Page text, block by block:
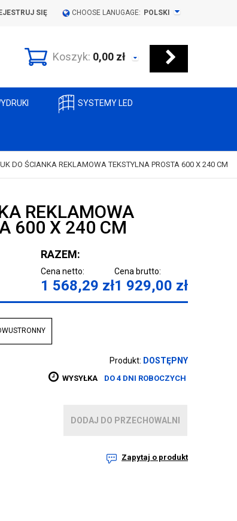
SIĘ CHOOSE LANUGAGE: POLSKI
Koszyk: 0,00 zł
SYSTEMY LED
DO ŚCIANKA REKLAMOWA TEKSTYLNA PROSTA 600 X 240 CM
REKLAMOWA
600 X 240 CM
RAZEM:
Cena netto:
1 568,29 zł
Cena brutto:
1 929,00 zł
Produkt: DOSTĘPNY
WYSYŁKA DO 4 DNI ROBOCZYCH
DODAJ DO PRZECHOWALNI
Zapytaj o produkt